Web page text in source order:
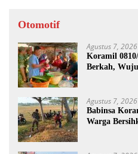
Otomotif
Agustus 7, 2026
Koramil
Berkah,
Agustus 7, 2026
Babinsa
Warga